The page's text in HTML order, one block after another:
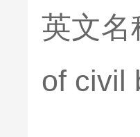
英文名
of civil